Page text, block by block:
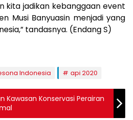
kita jadikan kebanggaan event
Musi Banyuasin menjadi yang
tandasnya. (Endang S)
Indonesia api 2020
Kawasan Konservasi Perairan